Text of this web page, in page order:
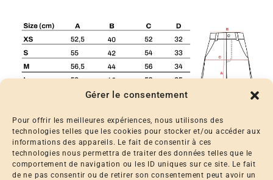
Gérer le consentement
Pour offrir les meilleures expériences, nous utilisons des
technologies telles que les cookies pour stocker et/ou accéder aux
informations des appareils. Le fait de consentir à ces
technologies nous permettra de traiter des données telles que le
comportement de navigation ou les ID uniques sur ce site. Le fait
de ne pas consentir ou de retirer son consentement peut avoir un